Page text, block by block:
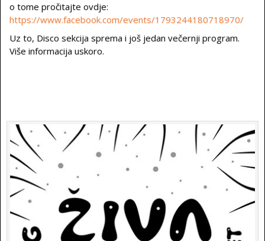
o tome pročitajte ovdje:
https://www.facebook.com/events/1793244180718970/
Uz to, Disco sekcija sprema i još jedan večernji program.
Više informacija uskoro.